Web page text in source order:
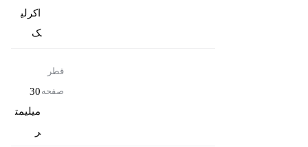
اکرلی
ک
قطر
صفحه 30
میلیمت
ر